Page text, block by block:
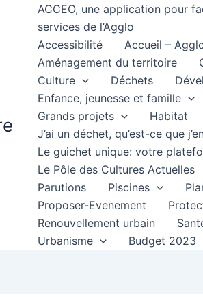
ACCEO, une application pour
services de l’Agglo
Accessibilité
Accueil –
Aménagement du territoire
Culture
Déchets
Enfance, jeunesse et famille
Grands projets
Habitat
J’ai un déchet, qu’est-ce que
Le guichet unique: votre
Le Pôle des Cultures Actuelles
Parutions
Piscines
Proposer-Evenement
Renouvellement urbain
Urbanisme
Budget 2023